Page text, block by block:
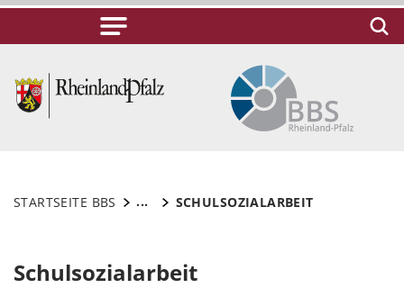
STARTSEITE BBS ... SCHULSOZIALARBEIT
Schulsozialarbeit